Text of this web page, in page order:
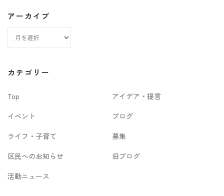
アーカイブ
カ
ブ
カテゴリー
Top
アイデア・提言
イベント
ブログ
ライフ・子育て
募集
区民へのお知らせ
旧ブログ
活動ニュース